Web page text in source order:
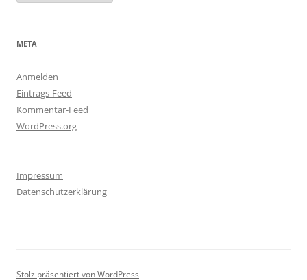
META
Anmelden
Eintrags-Feed
Kommentar-Feed
WordPress.org
Impressum
Datenschutzerklärung
Stolz präsentiert von WordPress